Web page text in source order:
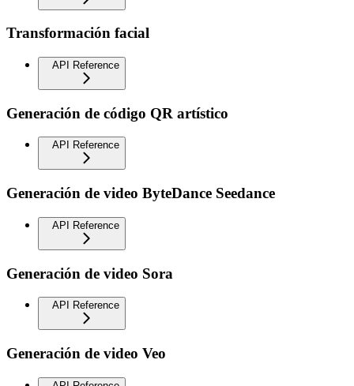
Transformación facial
API Reference
Generación de código QR artístico
API Reference
Generación de video ByteDance Seedance
API Reference
Generación de video Sora
API Reference
Generación de video Veo